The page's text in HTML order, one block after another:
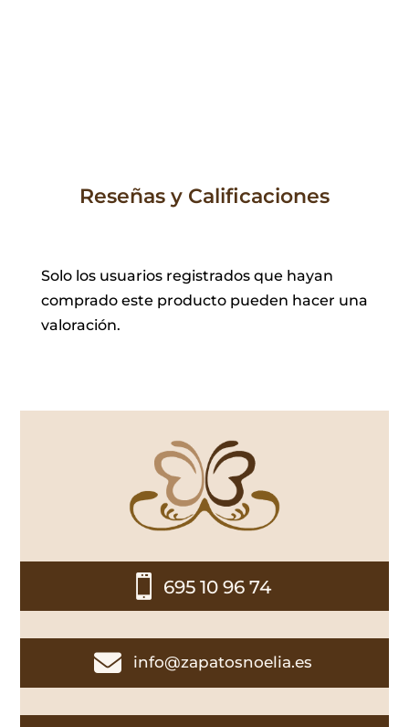
Reseñas y Calificaciones
Solo los usuarios registrados que hayan
comprado este producto pueden hacer una
valoración.
 695 10 96 74
 info@zapatosnoelia.es